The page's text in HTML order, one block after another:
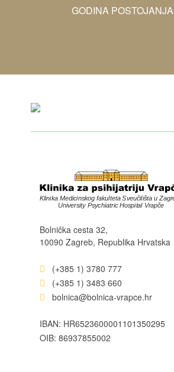
GODINA POSTOJANJA
Bolnička cesta 32,
10090 Zagreb, Republika Hrvatska
(+385 1) 3780 777
(+385 1) 3483 660
bolnica@bolnica-vrapce.hr
IBAN: HR6523600001101350295
OIB: 86937855002